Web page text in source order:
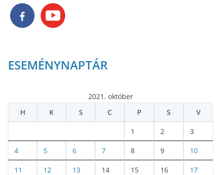
ESEMÉNYNAPTÁR
2021. október
H
K S C P S V
1 2 3
4 5 6 7 8 9 10
11 12 13 14 15 16 17